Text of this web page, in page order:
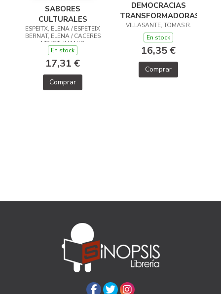
SABORES
CULTURALES
ESPEITX, ELENA / ESPETEIX
BERNAT, ELENA / CACERES
NEVOT, JUANJO
En stock
17,31 €
Comprar
DEMOCRACIAS
TRANSFORMADORAS
VILLASANTE, TOMAS R.
En stock
16,35 €
Comprar